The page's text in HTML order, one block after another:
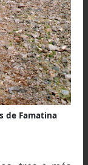
oriental del